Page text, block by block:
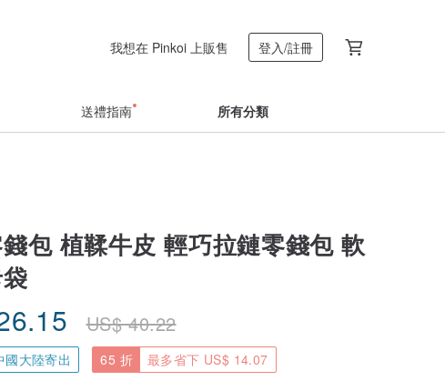
我想在 Pinkoi 上販售 登入/註冊
送禮指南 所有分類
包 植鞣牛皮 輕巧拉鏈零錢包 軟
US$40.22
國大陸寄出 65 折 最多省下 US$ 14.07